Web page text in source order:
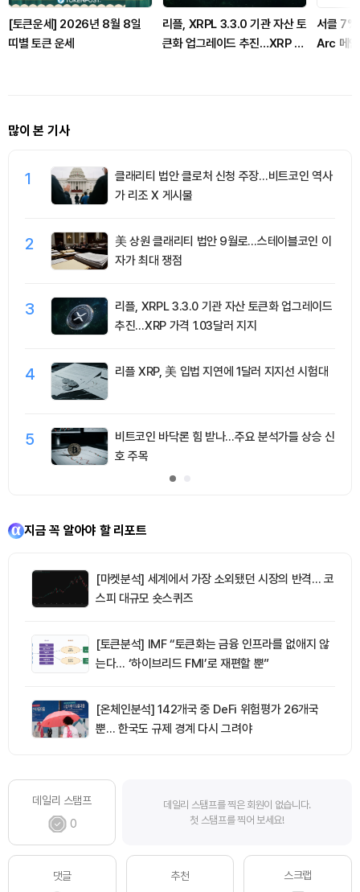
[토큰운세] 2026년 8월 8일
띠별 토큰 운세
리플, XRPL 3.3.0 기관 자산 토
큰화 업그레이드 추진…XRP 가
서클 7%
Arc 메인
많이 본 기사
1
클래리티 법안 클로처 신청 주장…비트코인 역사
가 리조 X 게시물
2
美 상원 클래리티 법안 9월로…스테이블코인 이
자가 최대 쟁점
3
리플, XRPL 3.3.0 기관 자산 토큰화 업그레이드
추진…XRP 가격 1.03달러 지지
4 리플 XRP, 美 입법 지연에 1달러 지지선 시험대
5
비트코인 바닥론 힘 받나…주요 분석가들 상승 신
호 주목
지금 꼭 알아야 할 리포트
[마켓분석] 세계에서 가장 소외됐던 시장의 반격… 코
스피 대규모 숏스퀴즈
[토큰분석] IMF “토큰화는 금융 인프라를 없애지 않
는다… ‘하이브리드 FMI’로 재편할 뿐”
[온체인분석] 142개국 중 DeFi 위험평가 26개국
뿐… 한국도 규제 경계 다시 그려야
데일리 스탬프
0
데일리 스탬프를 찍은 회원이 없습니다.
첫 스탬프를 찍어 보세요!
댓글
추천
스크랩